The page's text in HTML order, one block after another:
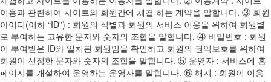
이용과 관련하여 사이트와 회원간에 체결 하는 계약을 말합니다. ③ 회원
아이디(이하 “ID”) : 회원의 식별과 회원의 서비스 이용을 위하여 회원별
로 부여하는 고유한 문자와 숫자의 조합을 말합니다. ④ 비밀번호 : 회원
이 부여받은 ID와 일치된 회원임을 확인하고 회원의 권익보호를 위하여
회원이 선정한 문자와 숫자의 조합을 말합니다. ⑤ 운영자 : 서비스에 홈
페이지를 개설하여 운영하는 운영자를 말합니다. ⑥ 해지 : 회원이 이용